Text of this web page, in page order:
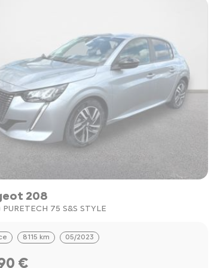
208
PURETECH 75 S&S STYLE
8115 km 05/2023
€